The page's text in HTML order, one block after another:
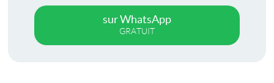
sur WhatsApp
GRATUIT